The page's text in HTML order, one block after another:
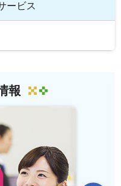
ービス
報